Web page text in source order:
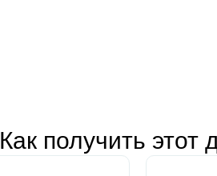
Как получить этот